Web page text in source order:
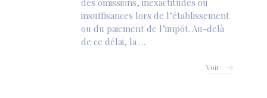
des omissions, inexactitudes ou
insuffisances lors de l’établissement
ou du paiement de l’impôt. Au-delà
de ce délai, la …
Voir